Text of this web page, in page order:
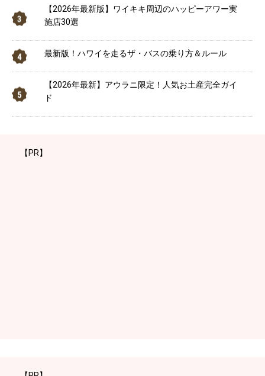
【2026年最新版】ワイキキ周辺のハッピーアワー実
施店30選
最新版！ハワイを走るザ・バスの乗り方＆ルール
【2026年最新】アウラニ限定！人気お土産完全ガイ
ド
【PR】